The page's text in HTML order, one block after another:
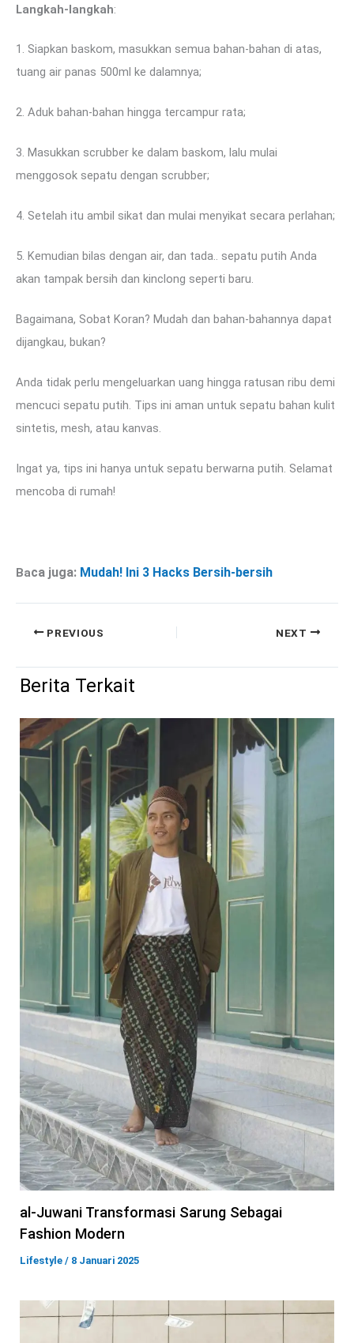
Langkah-langkah:
1. Siapkan baskom, masukkan semua bahan-bahan di atas,
tuang air panas 500ml ke dalamnya;
2. Aduk bahan-bahan hingga tercampur rata;
3. Masukkan scrubber ke dalam baskom, lalu mulai
menggosok sepatu dengan scrubber;
4. Setelah itu ambil sikat dan mulai menyikat secara perlahan;
5. Kemudian bilas dengan air, dan tada.. sepatu putih Anda
akan tampak bersih dan kinclong seperti baru.
Bagaimana, Sobat Koran? Mudah dan bahan-bahannya dapat
dijangkau, bukan?
Anda tidak perlu mengeluarkan uang hingga ratusan ribu demi
mencuci sepatu putih. Tips ini aman untuk sepatu bahan kulit
sintetis, mesh, atau kanvas.
Ingat ya, tips ini hanya untuk sepatu berwarna putih. Selamat
mencoba di rumah!
Baca juga: Mudah! Ini 3 Hacks Bersih-bersih
PREVIOUS NEXT
Berita Terkait
al-Juwani Transformasi Sarung Sebagai
Fashion Modern
Lifestyle / 8 Januari 2025